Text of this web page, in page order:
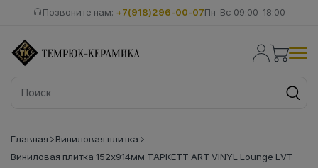
Позвоните нам: +7(918)296-00-07Пн-Вс 09:00-18:00
Главная
Виниловая плитка
Виниловая плитка 152x914мм ТАРКЕТТ ART VINYL Lounge LVT